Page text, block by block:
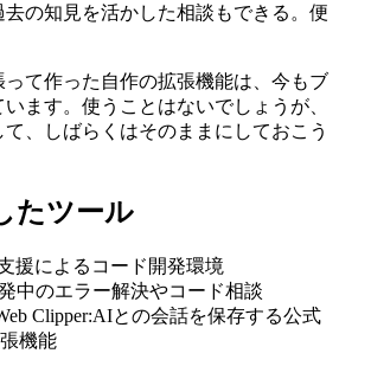
の知見を活かした相談もできる。便
って作った自作の拡張機能は、今もブ
ます。使うことはないでしょうが、
、しばらくはそのままにしておこう
たツール
援によるコード開発環境
中のエラー解決やコード相談
Clipper:AIとの会話を保存する公式
機能